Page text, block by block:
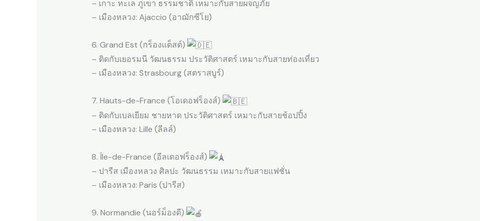
– เกาะ ทะเล ภูเขา ธรรมชาติ เหมาะกับสายผจญภัย
– เมืองหลวง: Ajaccio (อาฌักซีโย)
6. Grand Est (กร็องแต็สต์)
– ติดกับเยอรมนี วัฒนธรรม ประวัติศาสตร์ เหมาะกับสายท่องเที่ยว
– เมืองหลวง: Strasbourg (สตราสบูร์)
7. Hauts-de-France (โอเดอฟร็องส์)
– ติดกับเบลเยียม ชายหาด ประวัติศาสตร์ เหมาะกับสายช้อปปิ้ง
– เมืองหลวง: Lille (ลีลล์)
8. Île-de-France (อีลเดอฟร็องส์)
– ปารีส เมืองหลวง ศิลปะ วัฒนธรรม เหมาะกับสายแฟชั่น
– เมืองหลวง: Paris (ปารีส)
9. Normandie (นอร์ม็องดี)